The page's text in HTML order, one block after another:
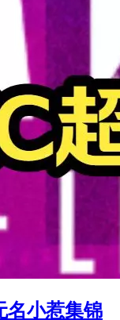
名小惹集锦